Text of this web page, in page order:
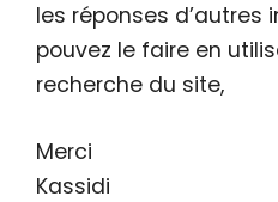
les réponses d’autres
pouvez le faire en
recherche du site,
Merci
Kassidi